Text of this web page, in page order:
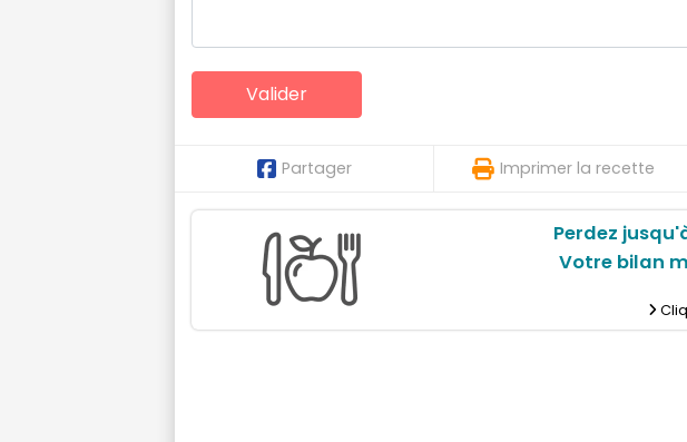
Partager Imprimer la recette
Perdez
Votre bilan